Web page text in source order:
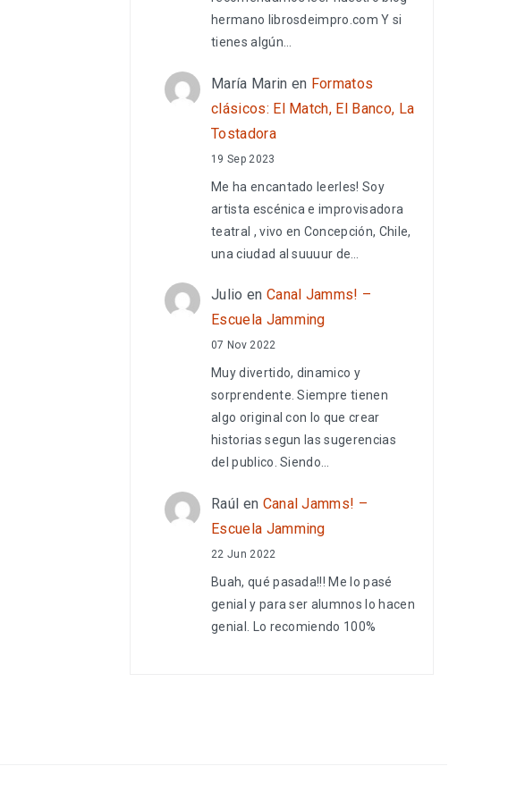
hermano librosdeimpro.com Y si
tienes algún…
María Marin en Formatos
clásicos: El Match, El Banco, La
Tostadora
19 Sep 2023
Me ha encantado leerles! Soy
artista escénica e improvisadora
teatral , vivo en Concepción, Chile,
una ciudad al suuuur de…
Julio en Canal Jamms! –
Escuela Jamming
07 Nov 2022
Muy divertido, dinamico y
sorprendente. Siempre tienen
algo original con lo que crear
historias segun las sugerencias
del publico. Siendo…
Raúl en Canal Jamms! –
Escuela Jamming
22 Jun 2022
Buah, qué pasada!!! Me lo pasé
genial y para ser alumnos lo hacen
genial. Lo recomiendo 100%